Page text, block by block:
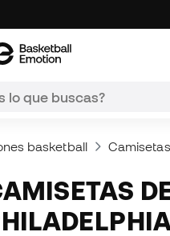
basketball